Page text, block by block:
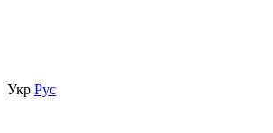
Укр Рус